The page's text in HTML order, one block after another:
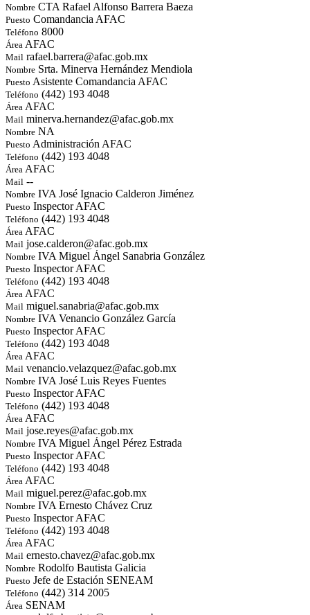
Nombre CTA Rafael Alfonso Barrera Baeza
Puesto Comandancia AFAC
Teléfono 8000
Área AFAC
Mail rafael.barrera@afac.gob.mx
Nombre Srta. Minerva Hernández Mendiola
Puesto Asistente Comandancia AFAC
Teléfono (442) 193 4048
Área AFAC
Mail minerva.hernandez@afac.gob.mx
Nombre NA
Puesto Administración AFAC
Teléfono (442) 193 4048
Área AFAC
Mail --
Nombre IVA José Ignacio Calderon Jiménez
Puesto Inspector AFAC
Teléfono (442) 193 4048
Área AFAC
Mail jose.calderon@afac.gob.mx
Nombre IVA Miguel Ángel Sanabria González
Puesto Inspector AFAC
Teléfono (442) 193 4048
Área AFAC
Mail miguel.sanabria@afac.gob.mx
Nombre IVA Venancio González García
Puesto Inspector AFAC
Teléfono (442) 193 4048
Área AFAC
Mail venancio.velazquez@afac.gob.mx
Nombre IVA José Luis Reyes Fuentes
Puesto Inspector AFAC
Teléfono (442) 193 4048
Área AFAC
Mail jose.reyes@afac.gob.mx
Nombre IVA Miguel Ángel Pérez Estrada
Puesto Inspector AFAC
Teléfono (442) 193 4048
Área AFAC
Mail miguel.perez@afac.gob.mx
Nombre IVA Ernesto Chávez Cruz
Puesto Inspector AFAC
Teléfono (442) 193 4048
Área AFAC
Mail ernesto.chavez@afac.gob.mx
Nombre Rodolfo Bautista Galicia
Puesto Jefe de Estación SENEAM
Teléfono (442) 314 2005
Área SENAM